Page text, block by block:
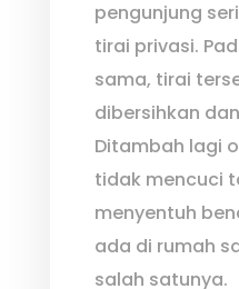
pengunjung
tirai privasi.
sama, tirai
dibersihkan
Ditambah lagi
tidak mencuci
menyentuh
ada di rumah
salah satunya.